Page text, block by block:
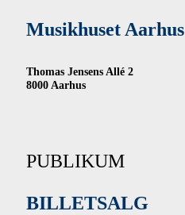
Musikhuset Aarhus
Thomas Jensens Allé 2
8000 Aarhus
PUBLIKUM
BILLETSALG